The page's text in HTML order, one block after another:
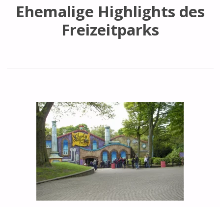
Ehemalige Highlights des
Freizeitparks